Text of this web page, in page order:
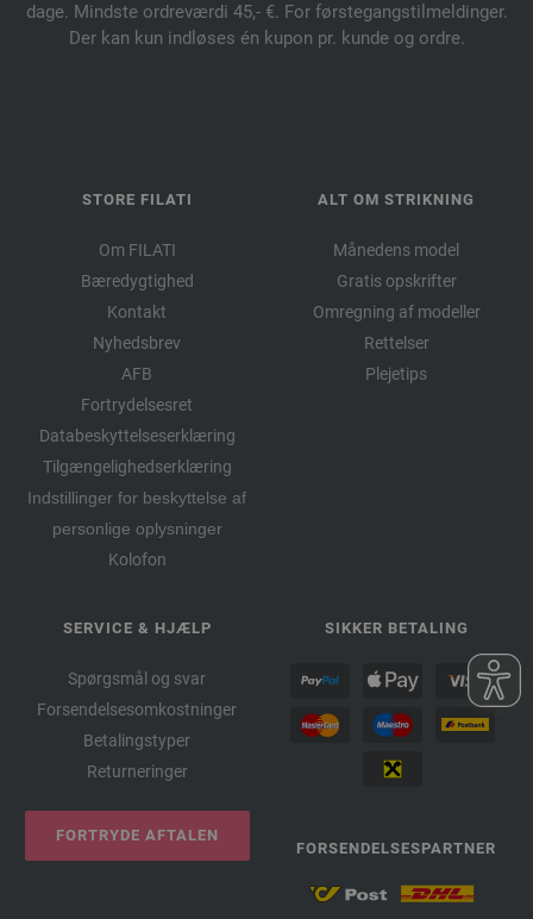
dage. Mindste ordreværdi 45,- €. For førstegangstilmeldinger.
Der kan kun indløses én kupon pr. kunde og ordre.
STORE FILATI
Om FILATI
Bæredygtighed
Kontakt
Nyhedsbrev
AFB
Fortrydelsesret
Databeskyttelseserklæring
Tilgængelighedserklæring
Indstillinger for beskyttelse af
personlige oplysninger
Kolofon
ALT OM STRIKNING
Månedens model
Gratis opskrifter
Omregning af modeller
Rettelser
Plejetips
SERVICE & HJÆLP
Spørgsmål og svar
Forsendelsesomkostninger
Betalingstyper
Returneringer
FORTRYDE AFTALEN
SIKKER BETALING
FORSENDELSESPARTNER